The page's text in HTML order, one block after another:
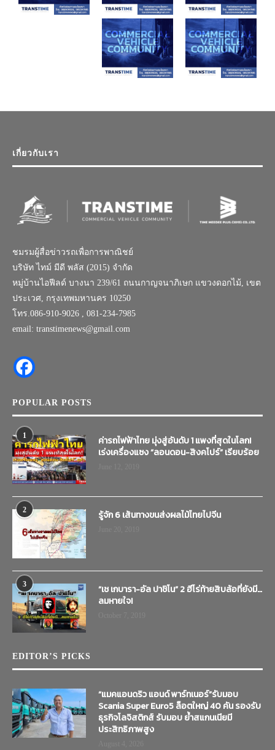
เกี่ยวกับเรา
ชมรมผู้สื่อข่าวรถเพื่อการพาณิชย์
บริษัท ไทม์ มีดี พลัส (2015) จำกัด
หมู่บ้านไอฟีลด์ บางนา 239/61 ถนนกาญจนาภิเษก แขวงดอกไม้, เขต
ประเวศ, กรุงเทพมหานคร 10250
โทร.086-910-9026 , 081-234-7985
email: transtimenews@gmail.com
POPULAR POSTS
1
ค่ารถไฟฟ้าไทย มุ่งสู่อันดับ 1 แพงที่สุดในโลก!
เร่งเครื่องแซง “ลอนดอน-สิงคโปร์” เรียบร้อย
2 รู้จัก 6 เส้นทางขนส่งผลไม้ไทยไปจีน
3
“เช เกบารา-อัล ปาชิโน” 2 ฮีโร่ท้ายสิบล้อที่ยังมี…
ลมหายใจ!
EDITOR’S PICKS
“แมคแอนดริว แอนด์ พาร์ทเนอร์”รับมอบ
Scania Super Euro5 ล็อตใหญ่ 40 คัน รองรับ
ธุรกิจโลจิสติกส์ รับมอบ ย้ำสแกนเนียมี
ประสิทธิภาพสูง